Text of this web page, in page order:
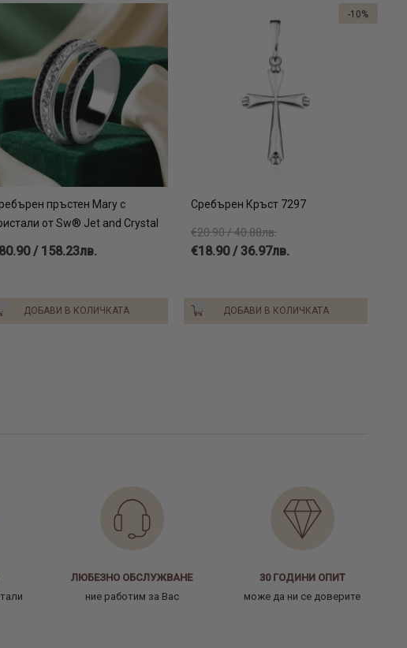
пръстен Mary с
от Sw® Jet and Crystal
/ 158.23лв.
ДОБАВИ В КОЛИЧКАТА
Сребърен Кръст 7297
€20.90 / 40.88лв.
€18.90 / 36.97лв.
ДОБАВИ В КОЛИЧКАТА
-10%
ЛЮБЕЗНО ОБСЛУЖВАНЕ
ние работим за Вас
30 ГОДИНИ ОПИТ
може да ни се доверите